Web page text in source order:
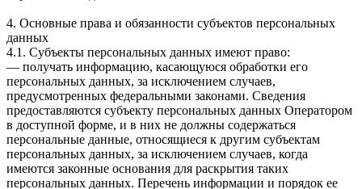
4. Основные права и обязанности субъектов персональных
данных
4.1. Субъекты персональных данных имеют право:
— получать информацию, касающуюся обработки его
персональных данных, за исключением случаев,
предусмотренных федеральными законами. Сведения
предоставляются субъекту персональных данных Оператором
в доступной форме, и в них не должны содержаться
персональные данные, относящиеся к другим субъектам
персональных данных, за исключением случаев, когда
имеются законные основания для раскрытия таких
персональных данных. Перечень информации и порядок ее